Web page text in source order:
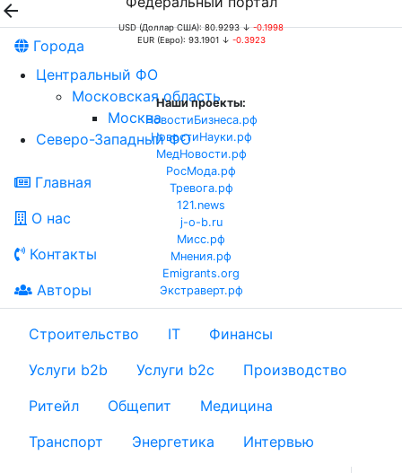
USD (Доллар США): 80.9293 ↓-0.1998
EUR (Евро): 93.1901 ↓ -0.3923

Города
Центральный ФО
Московская область
Москва
Северо-Западный ФО
Главная
О нас
Контакты
Авторы
Наши проекты:
НовостиБизнеса.рф
НовостиНауки.рф
МедНовости.рф
РосМода.рф
Тревога.рф
121.news
j-o-b.ru
Мисс.рф
Мнения.рф
Emigrants.org
Экстраверт.рф
Строительство IT
Финансы
Услуги b2b
Услуги b2c
Производство
Ритейл
Общепит
Медицина
Транспорт
Энергетика Интервью